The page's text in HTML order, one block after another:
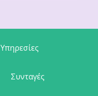
Υπηρεσίες
Συνταγές